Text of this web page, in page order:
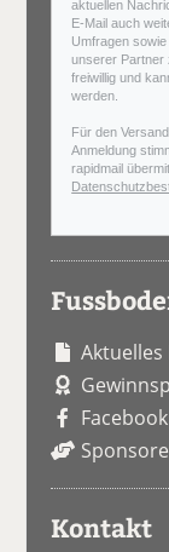
aktuellen
E-Mail auch
Umfragen
unserer Partner
freiwillig und
werden.
Für den
Anmeldung
rapidmail
Aktuelles
Kontakt